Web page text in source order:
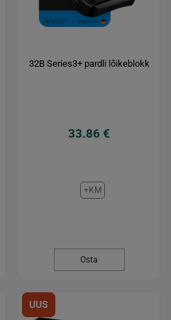
32B Series3+ pardli lõikeblokk
33.86 €
+KM
Osta
UUS